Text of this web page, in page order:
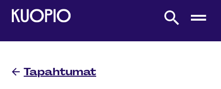
Etusivulle
Etsi sivustolta
Tapahtumat